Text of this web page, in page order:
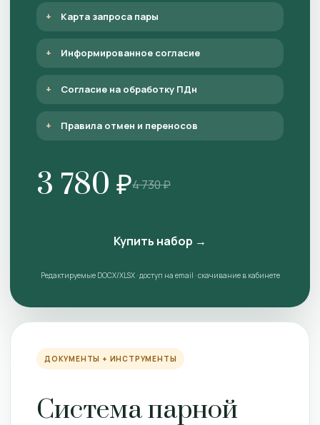
Карта запроса пары
Информированное согласие
Согласие на обработку ПДн
Правила отмен и переносов
3 780 ₽4 730 ₽
Купить набор →
Редактируемые DOCX/XLSX · доступ на email · скачивание в кабинете
ДОКУМЕНТЫ + ИНСТРУМЕНТЫ
Система парной